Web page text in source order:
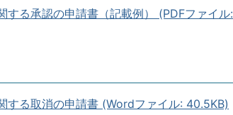
する承認の申請書（記載例） (PDFファイル:
する取消の申請書 (Wordファイル: 40.5KB)